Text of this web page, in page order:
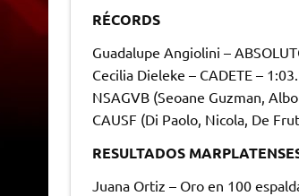
RÉCORDS
Guadalupe Angiolini –
Cecilia Dieleke – CADETE –
NSAGVB (Seoane Guzman,
CAUSF (Di Paolo, Nicola, De
RESULTADOS
Juana Ortiz – Oro en 100